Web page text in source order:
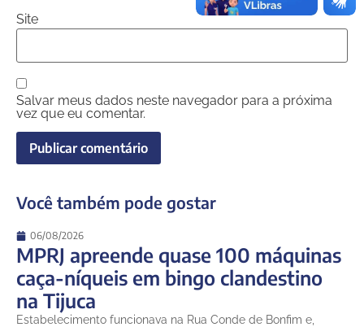
Site
Salvar meus dados neste navegador para a próxima
vez que eu comentar.
Você também pode gostar
06/08/2026
MPRJ apreende quase 100 máquinas
caça-níqueis em bingo clandestino
na Tijuca
Estabelecimento funcionava na Rua Conde de Bonfim e,